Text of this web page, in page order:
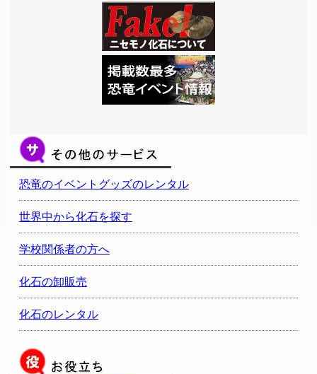
恐竜のイベントグッズのレンタル
世界中から化石を探す
学校関係者の方へ
化石の卸販売
化石のレンタル